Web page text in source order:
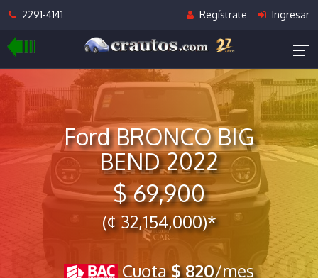
2291-4141 Regístrate Ingresar
Ford BRONCO BIG
BEND 2022
$ 69,900
(¢ 32,154,000)*
Cuota$ 820/mes